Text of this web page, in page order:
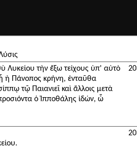
Λυκείου τὴν ἔξω τείχους ὑπ' αὐτὸ
ᾗ ἡ Πάνοπος κρήνη, ἐνταῦθα
τῷ Παιανιεῖ καὶ ἄλλοις μετὰ
ὁ Ἱπποθάλης ἰδών, ὦ